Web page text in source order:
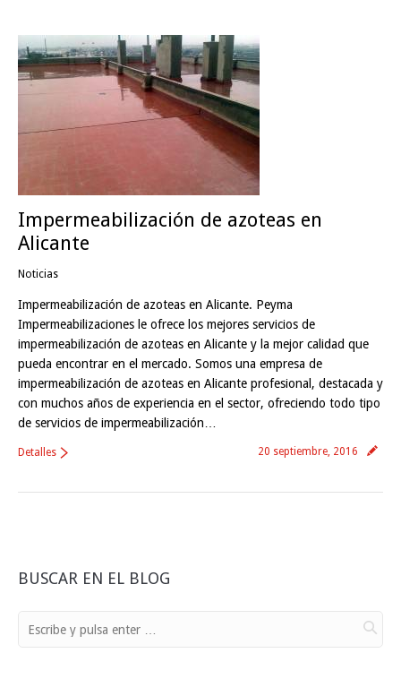
Impermeabilización de azoteas en
Alicante
Noticias
Impermeabilización de azoteas en Alicante. Peyma
Impermeabilizaciones le ofrece los mejores servicios de
impermeabilización de azoteas en Alicante y la mejor calidad que
pueda encontrar en el mercado. Somos una empresa de
impermeabilización de azoteas en Alicante profesional, destacada y
con muchos años de experiencia en el sector, ofreciendo todo tipo
de servicios de impermeabilización…
20 septiembre, 2016
Detalles
BUSCAR EN EL BLOG